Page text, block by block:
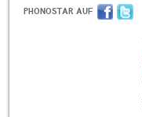
PHONOSTAR AUF